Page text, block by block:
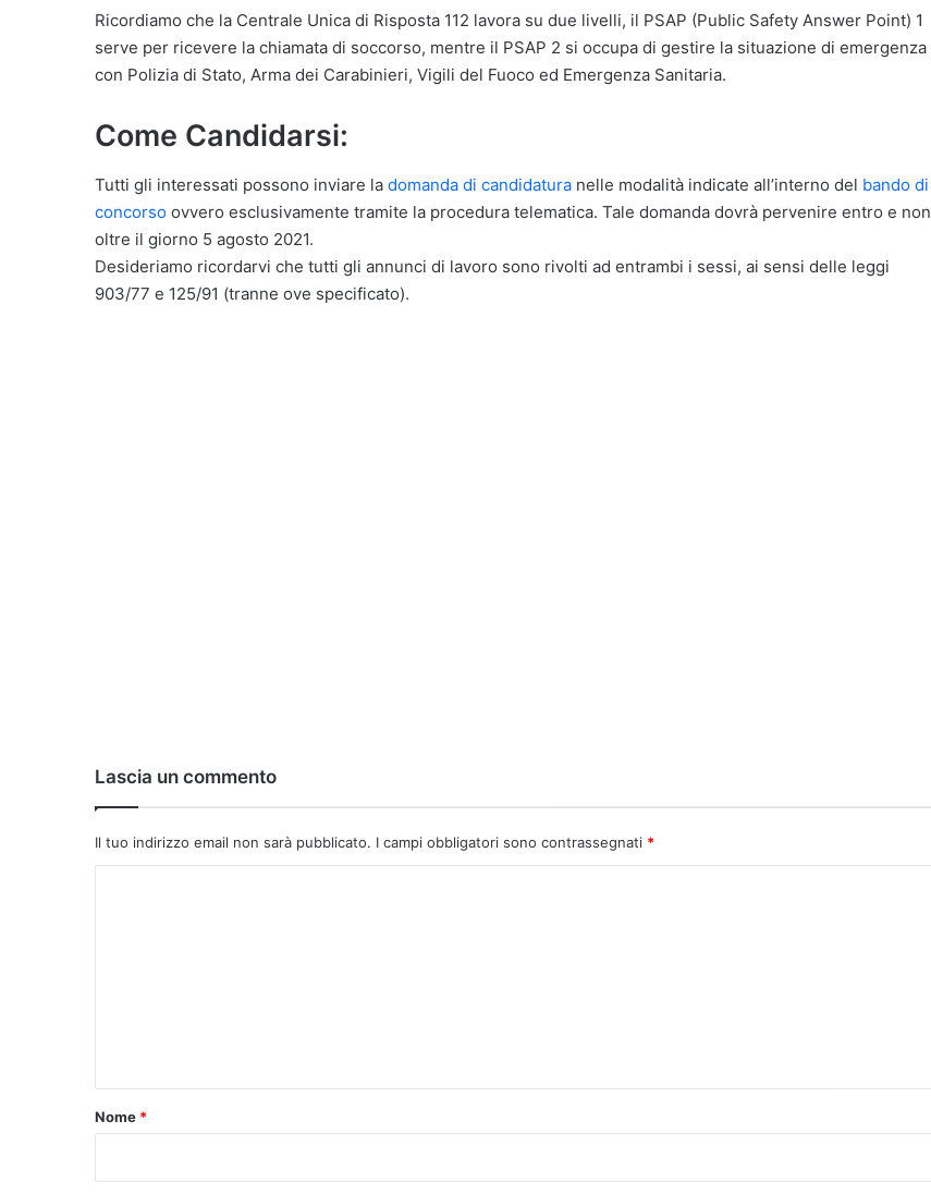
Ricordiamo che la Centrale Unica di Risposta 112 lavora su due livelli, il PSAP (Public Safety Answer Point) 1
serve per ricevere la chiamata di soccorso, mentre il PSAP 2 si occupa di gestire la situazione di emergenza
con Polizia di Stato, Arma dei Carabinieri, Vigili del Fuoco ed Emergenza Sanitaria.
Come Candidarsi:
Tutti gli interessati possono inviare la domanda di candidatura nelle modalità indicate all’interno del bando di
concorso ovvero esclusivamente tramite la procedura telematica. Tale domanda dovrà pervenire entro e non
oltre il giorno 5 agosto 2021.
Desideriamo ricordarvi che tutti gli annunci di lavoro sono rivolti ad entrambi i sessi, ai sensi delle leggi
903/77 e 125/91 (tranne ove specificato).
Lascia un commento
Il tuo indirizzo email non sarà pubblicato. I campi obbligatori sono contrassegnati *
o
Nome *